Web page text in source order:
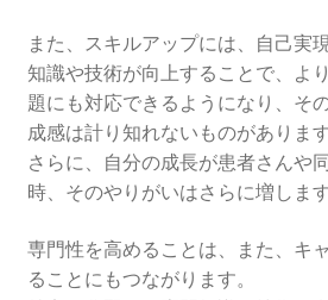
また、スキルアップには、自己実
知識や技術が向上することで、よ
題にも対応できるようになり、そ
成感は計り知れないものがあります
さらに、自分の成長が患者さんや
時、そのやりがいはさらに増します
専門性を高めることは、また、キ
ることにもつながります。